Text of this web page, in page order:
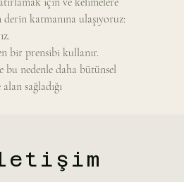
katmanına ulaşıyoruz:
bir prensibi kullanır.
bu nedenle daha bütünsel
sağladığı